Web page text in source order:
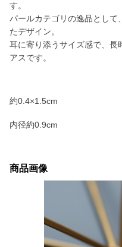
す。
パールカテゴリの逸品として
たデザイン。
耳に寄り添うサイズ感で、長
アスです。
約0.4×1.5cm
内径約0.9cm
商品画像